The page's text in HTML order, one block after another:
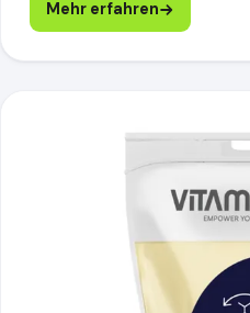
Mehr erfahren